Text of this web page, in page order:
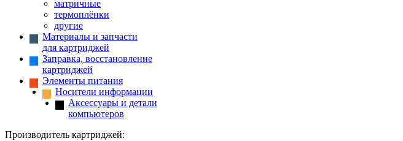
матричные
термоплёнки
другие
Материалы и запчасти
для картриджей
Заправка, восстановление
картриджей
Элементы питания
Носители информации
Аксессуары и детали
компьютеров
Производитель картриджей: